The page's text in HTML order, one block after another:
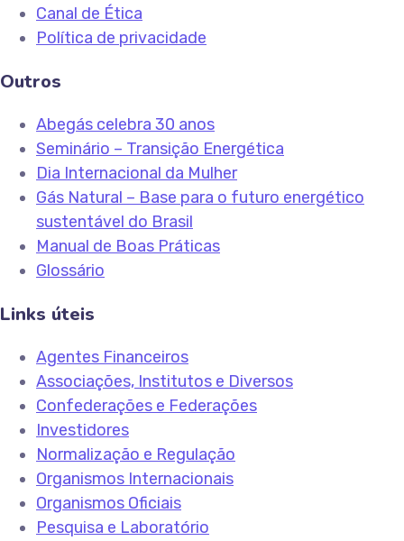
Canal de Ética
Política de privacidade
Outros
Abegás celebra 30 anos
Seminário – Transição Energética
Dia Internacional da Mulher
Gás Natural – Base para o futuro energético
sustentável do Brasil
Manual de Boas Práticas
Glossário
Links úteis
Agentes Financeiros
Associações, Institutos e Diversos
Confederações e Federações
Investidores
Normalização e Regulação
Organismos Internacionais
Organismos Oficiais
Pesquisa e Laboratório